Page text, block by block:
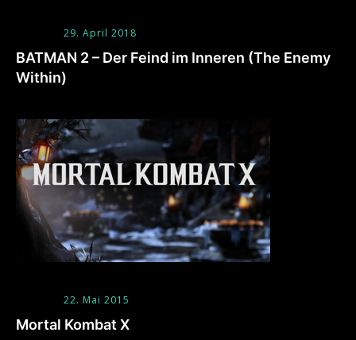
29. April 2018
BATMAN 2 – Der Feind im Inneren (The Enemy
Within)
22. Mai 2015
Mortal Kombat X